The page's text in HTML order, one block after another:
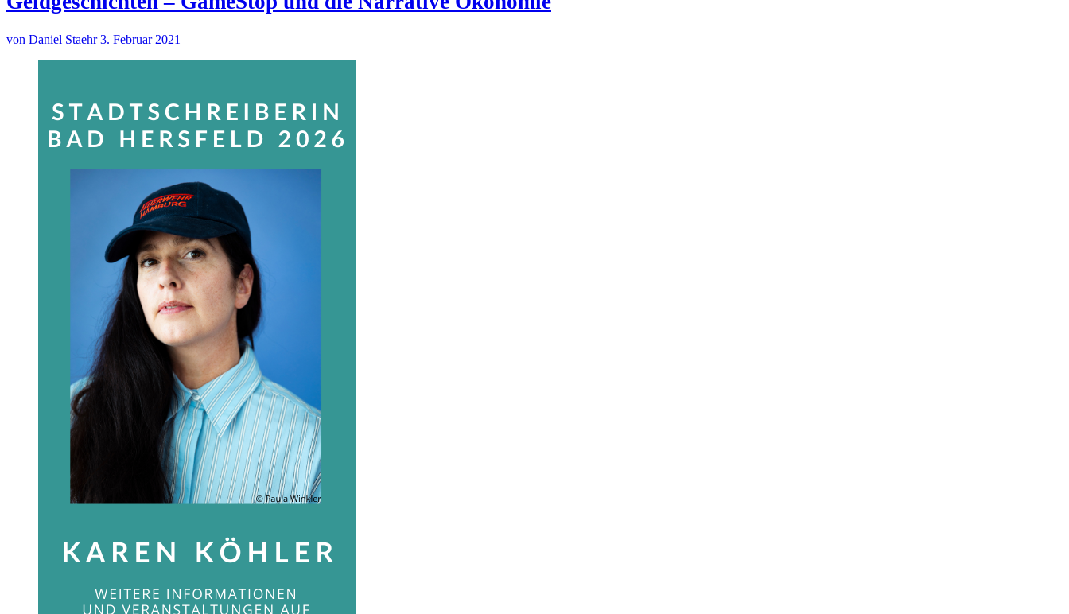
von Daniel Staehr 3. Februar 2021